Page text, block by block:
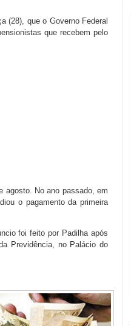
(28), que o Governo Federal
que recebem pelo
agosto. No ano passado, em
o pagamento da primeira
foi feito por Padilha após
Previdência, no Palácio do